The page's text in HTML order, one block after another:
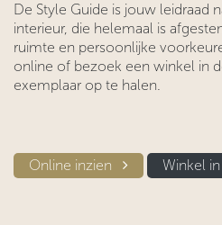
De Style Guide is jouw leidraad
interieur, die helemaal is
ruimte en persoonlijke
online of bezoek een winkel in
exemplaar op te halen.
Online inzien​​ Winkel